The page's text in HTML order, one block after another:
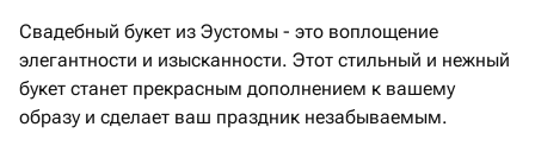
Свадебный букет из Эустомы - это воплощение
элегантности и изысканности. Этот стильный и нежный
букет станет прекрасным дополнением к вашему
образу и сделает ваш праздник незабываемым.